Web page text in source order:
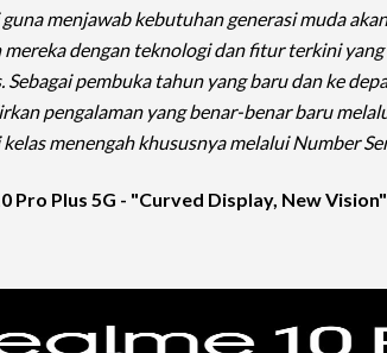
menjawab kebutuhan generasi muda
mereka dengan teknologi dan fitur terkini
Sebagai pembuka tahun yang baru dan ke
pengalaman yang benar-benar baru
menengah khususnya melalui Number
Pro Plus 5G - "Curved Display, New Vision"